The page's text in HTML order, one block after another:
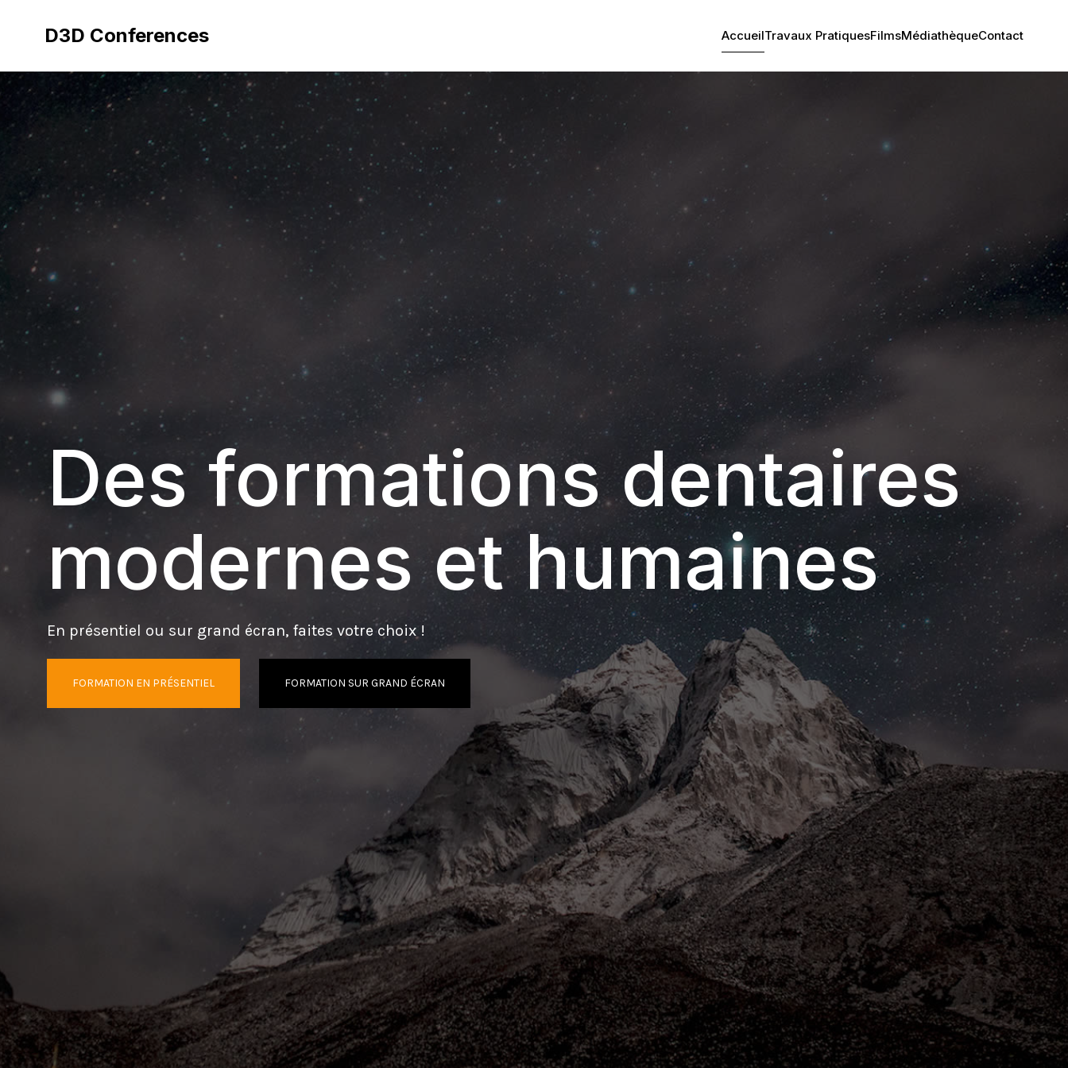
D3D Conferences AccueilTravaux PratiquesFilmsMédiathèqueContact
Des formations dentaires
modernes et humaines
En présentiel ou sur grand écran, faites votre choix !
FORMATION EN PRÉSENTIEL FORMATION SUR GRAND ÉCRAN